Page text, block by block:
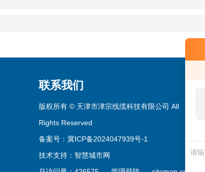
联系我们
版权所有 © 天津市津宗线缆科技有限公司 All
Rights Reserved
备案号：冀ICP备2024047939号-1
技术支持： 智慧城市网